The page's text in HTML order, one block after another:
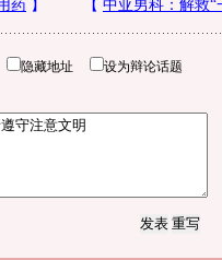
隐藏地址 设为辩论话题